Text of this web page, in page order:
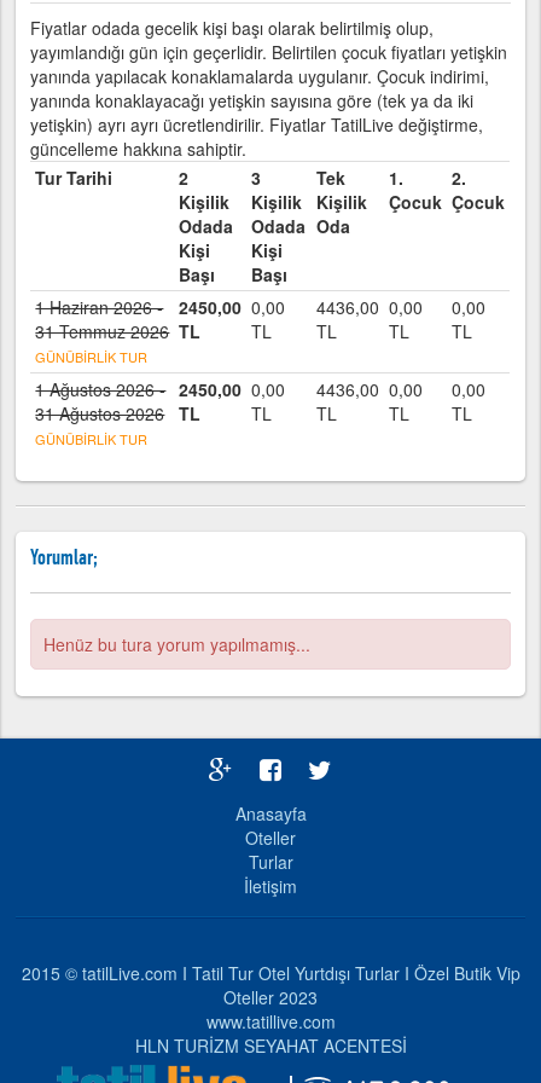
Fiyatlar odada gecelik kişi başı olarak belirtilmiş olup,
yayımlandığı gün için geçerlidir. Belirtilen çocuk fiyatları yetişkin
yanında yapılacak konaklamalarda uygulanır. Çocuk indirimi,
yanında konaklayacağı yetişkin sayısına göre (tek ya da iki
yetişkin) ayrı ayrı ücretlendirilir. Fiyatlar TatilLive değiştirme,
güncelleme hakkına sahiptir.
Tur Tarihi
2
Kişilik
Odada
Kişi
Başı
3
Kişilik
Odada
Kişi
Başı
Tek
Kişilik
Oda
1.
Çocuk
2.
Çocuk
1 Haziran 2026 -
31 Temmuz 2026
GÜNÜBİRLİK TUR
2450,00
TL
0,00
TL
4436,00
TL
0,00
TL
0,00
TL
1 Ağustos 2026 -
31 Ağustos 2026
GÜNÜBİRLİK TUR
2450,00
TL
0,00
TL
4436,00
TL
0,00
TL
0,00
TL
Yorumlar;
Henüz bu tura yorum yapılmamış...
Anasayfa
Oteller
Turlar
İletişim
2015 © tatilLive.com I Tatil Tur Otel Yurtdışı Turlar I Özel Butik Vip
Oteller 2023
www.tatillive.com
HLN TURİZM SEYAHAT ACENTESİ